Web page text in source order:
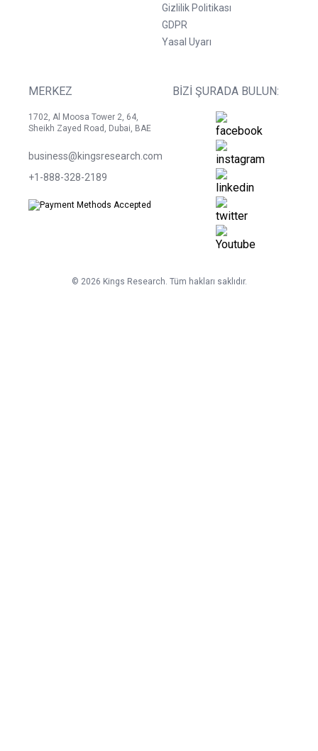
Gizlilik Politikası
GDPR
Yasal Uyarı
MERKEZ
1702, Al Moosa Tower 2, 64,
Sheikh Zayed Road, Dubai, BAE
business@kingsresearch.com
+1-888-328-2189
BIZI ŞURADA BULUN:
© 2026 Kings Research. Tüm hakları saklıdır.